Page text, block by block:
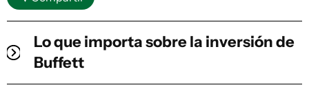
Lo que importa sobre la inversión de
Buffett